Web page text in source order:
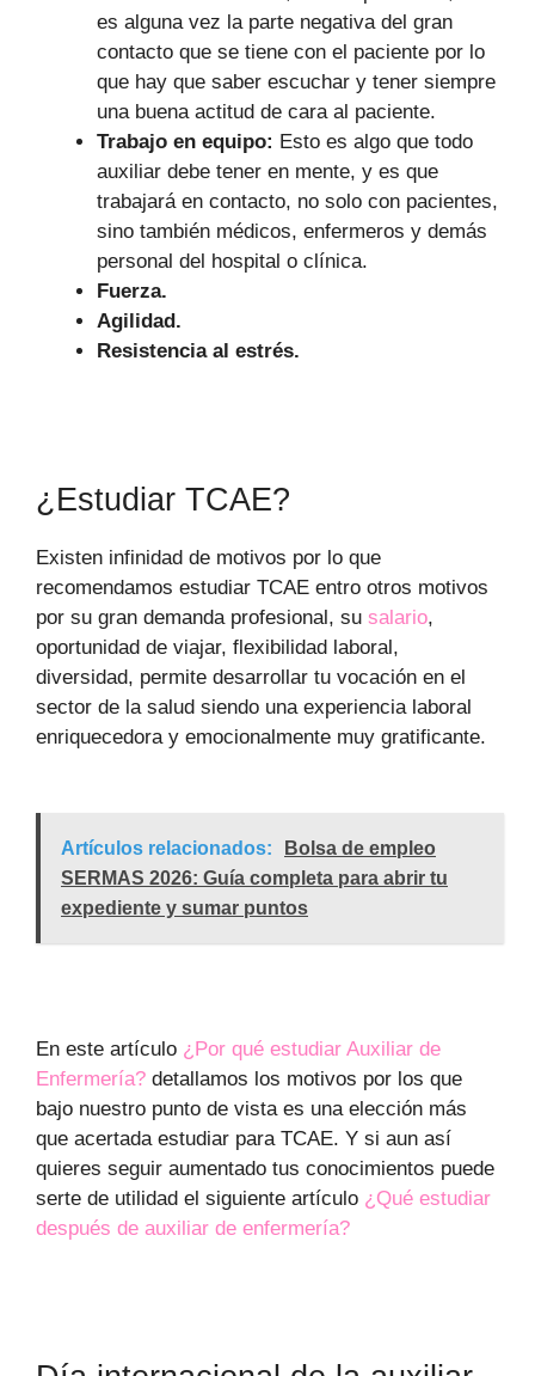
es alguna vez la parte negativa del gran
contacto que se tiene con el paciente por lo
que hay que saber escuchar y tener siempre
una buena actitud de cara al paciente.
Trabajo en equipo: Esto es algo que todo
auxiliar debe tener en mente, y es que
trabajará en contacto, no solo con pacientes,
sino también médicos, enfermeros y demás
personal del hospital o clínica.
Fuerza.
Agilidad.
Resistencia al estrés.
¿Estudiar TCAE?
Existen infinidad de motivos por lo que
recomendamos estudiar TCAE entro otros motivos
por su gran demanda profesional, su salario,
oportunidad de viajar, flexibilidad laboral,
diversidad, permite desarrollar tu vocación en el
sector de la salud siendo una experiencia laboral
enriquecedora y emocionalmente muy gratificante.
Artículos relacionados:
Bolsa de empleo
SERMAS 2026: Guía completa para abrir tu
expediente y sumar puntos
En este artículo ¿Por qué estudiar Auxiliar de
Enfermería? detallamos los motivos por los que
bajo nuestro punto de vista es una elección más
que acertada estudiar para TCAE. Y si aun así
quieres seguir aumentado tus conocimientos puede
serte de utilidad el siguiente artículo ¿Qué estudiar
después de auxiliar de enfermería?